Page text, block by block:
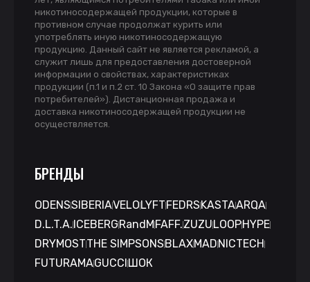
никотиносодержащей продукции, которые в
противном случае продолжат курить или
употреблять иную никотиносодержащую
продукцию. Данный сайт не является рекламой, а
служит лишь для предоставления достоверной
информации о свойствах, характеристиках
продукции (п.1 и п.2 ст. 10 Закона «О защите прав
потребителей»). Дистанционная продажа и
доставка никотиносодержащей продукции не
осуществляется.
БРЕНДЫ
ODENSSIBERIAVELO LYFT FEDRS KASTAARQA
D.L.T.A. ICEBERG RandM FAFF.ZUZU LOOPHYPE
DRYMOSTTHE SIMPSONS BLAXMAD NICTECH
FUTURAMAGUCCI ШОК